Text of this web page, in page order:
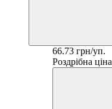
66.73 грн/уп.
Роздрібна ціна